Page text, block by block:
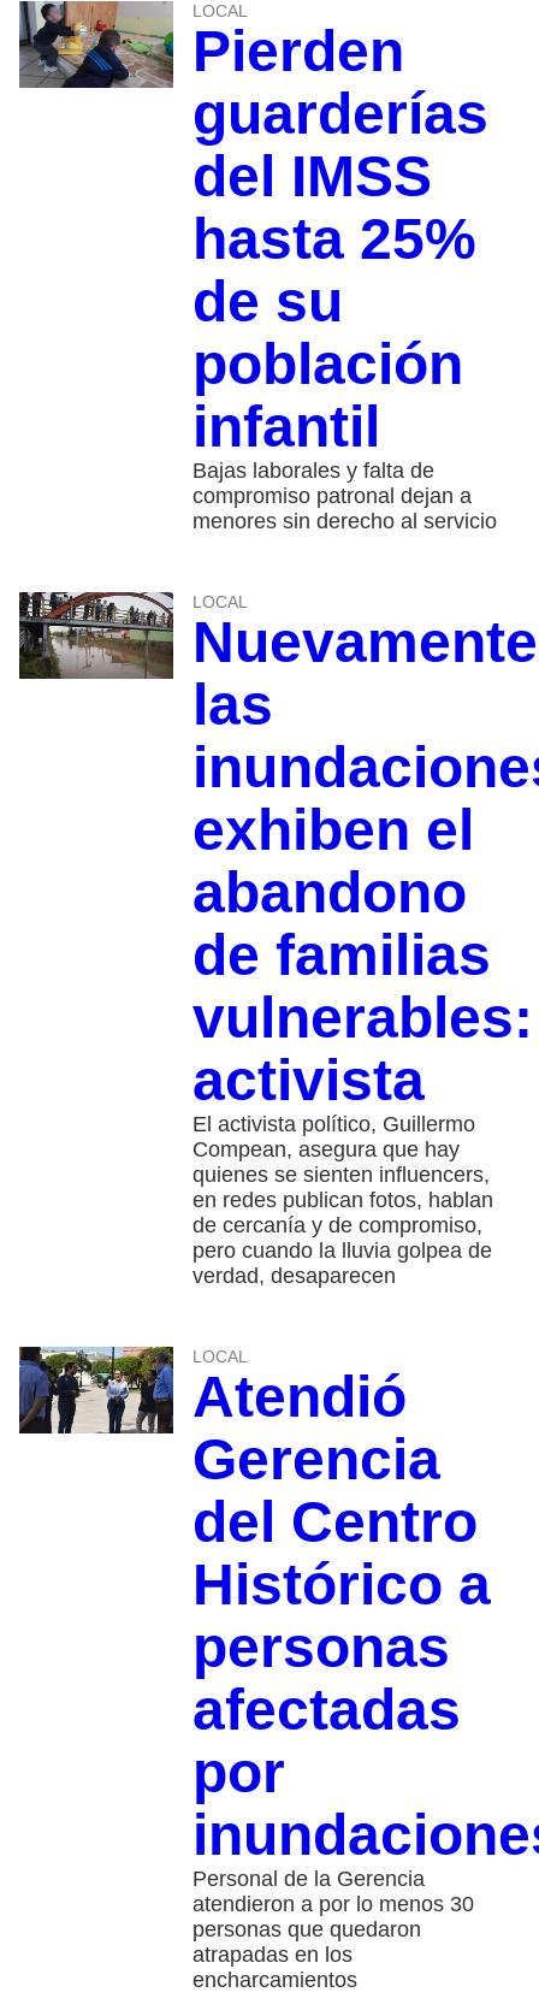
LOCAL
Pierden
guarderías
del IMSS
hasta 25%
de su
población
infantil
Bajas laborales y falta de
compromiso patronal dejan a
menores sin derecho al servicio
LOCAL
Nuevamente
las
exhiben el
abandono
de familias
vulnerables:
activista
El activista político, Guillermo
Compean, asegura que hay
quienes se sienten influencers,
en redes publican fotos, hablan
de cercanía y de compromiso,
pero cuando la lluvia golpea de
verdad, desaparecen
LOCAL
Atendió
Gerencia
del Centro
Histórico a
personas
afectadas
por
Personal de la Gerencia
atendieron a por lo menos 30
personas que quedaron
atrapadas en los
encharcamientos